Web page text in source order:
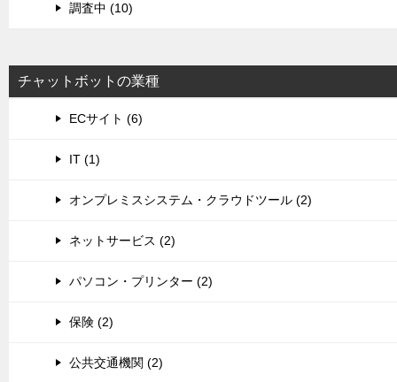
調査中 (10)
チャットボットの業種
ECサイト (6)
IT (1)
オンプレミスシステム・クラウドツール (2)
ネットサービス (2)
パソコン・プリンター (2)
保険 (2)
公共交通機関 (2)